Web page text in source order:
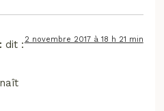
dit :2 novembre 2017 à 18 h 21 min